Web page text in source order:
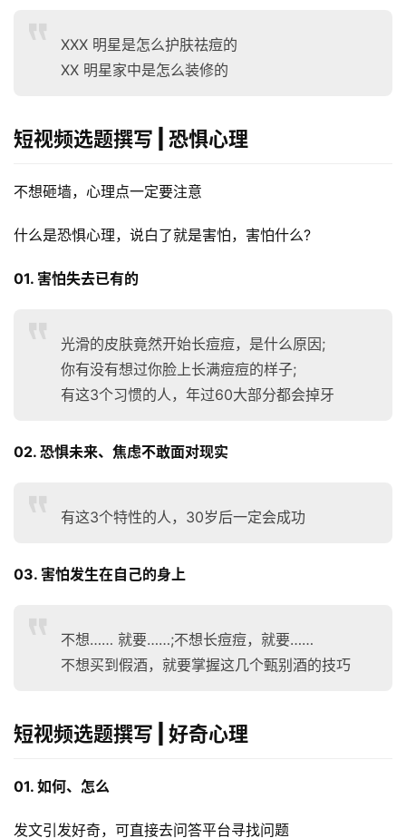
XXX 明星是怎么护肤祛痘的
XX 明星家中是怎么装修的
短视频选题撰写 | 恐惧心理
不想砸墙，心理点一定要注意
什么是恐惧心理，说白了就是害怕，害怕什么?
01. 害怕失去已有的
光滑的皮肤竟然开始长痘痘，是什么原因;
你有没有想过你脸上长满痘痘的样子;
有这3个习惯的人，年过60大部分都会掉牙
02. 恐惧未来、焦虑不敢面对现实
有这3个特性的人，30岁后一定会成功
03. 害怕发生在自己的身上
不想…… 就要……;不想长痘痘，就要……
不想买到假酒，就要掌握这几个甄别酒的技巧
短视频选题撰写 | 好奇心理
01. 如何、怎么
发文引发好奇，可直接去问答平台寻找问题